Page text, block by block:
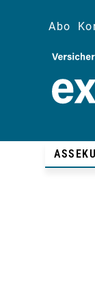
Abo